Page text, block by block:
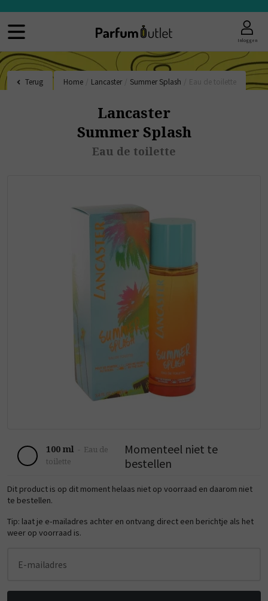
Inloggen
Terug Home Lancaster Summer Splash
Lancaster
Summer Splash
Eau de toilette
100 ml - Eau de
toilette
Momenteel niet te
bestellen
Dit product is op dit moment helaas niet op voorraad en daarom niet
te bestellen.
Tip: laat je e-mailadres achter en ontvang direct een berichtje als het
weer op voorraad is.
E-mailadres